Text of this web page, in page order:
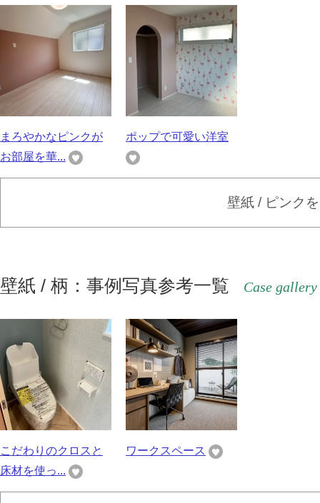
まろやかなピンクが
お部屋を華...
ポップで可愛い洋室
壁紙 / ピンク
壁紙 / 柄：事例写真参考一覧 Case gallery
こだわりのクロスと
床材を使っ...
ワークスペース